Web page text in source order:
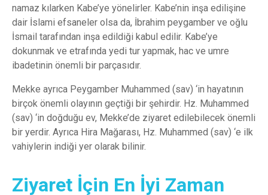
namaz kılarken Kabe’ye yönelirler. Kabe’nin inşa edilişine
dair İslami efsaneler olsa da, İbrahim peygamber ve oğlu
İsmail tarafından inşa edildiği kabul edilir. Kabe’ye
dokunmak ve etrafında yedi tur yapmak, hac ve umre
ibadetinin önemli bir parçasıdır.
Mekke ayrıca Peygamber Muhammed (sav) ‘in hayatının
birçok önemli olayının geçtiği bir şehirdir. Hz. Muhammed
(sav) ‘in doğduğu ev, Mekke’de ziyaret edilebilecek önemli
bir yerdir. Ayrıca Hira Mağarası, Hz. Muhammed (sav) ‘e ilk
vahiylerin indiği yer olarak bilinir.
Ziyaret İçin En İyi Zaman